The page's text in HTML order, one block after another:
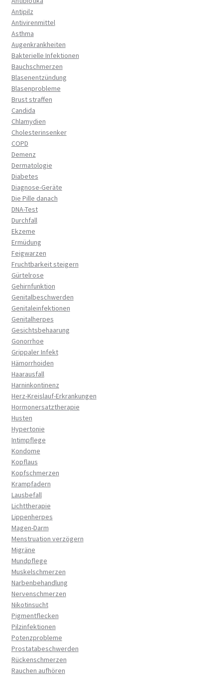
Antipilz
Antivirenmittel
Asthma
Augenkrankheiten
Bakterielle Infektionen
Bauchschmerzen
Blasenentzündung
Blasenprobleme
Brust straffen
Candida
Chlamydien
Cholesterinsenker
COPD
Demenz
Dermatologie
Diabetes
Diagnose-Geräte
Die Pille danach
DNA-Test
Durchfall
Ekzeme
Ermüdung
Feigwarzen
Fruchtbarkeit steigern
Gürtelrose
Gehirnfunktion
Genitalbeschwerden
Genitaleinfektionen
Genitalherpes
Gesichtsbehaarung
Gonorrhoe
Grippaler Infekt
Hämorrhoiden
Haarausfall
Harninkontinenz
Herz-Kreislauf-Erkrankungen
Hormonersatztherapie
Husten
Hypertonie
Intimpflege
Kondome
Kopflaus
Kopfschmerzen
Krampfadern
Lausbefall
Lichttherapie
Lippenherpes
Magen-Darm
Menstruation verzögern
Migräne
Mundpflege
Muskelschmerzen
Narbenbehandlung
Nervenschmerzen
Nikotinsucht
Pigmentflecken
Pilzinfektionen
Potenzprobleme
Prostatabeschwerden
Rückenschmerzen
Rauchen aufhören